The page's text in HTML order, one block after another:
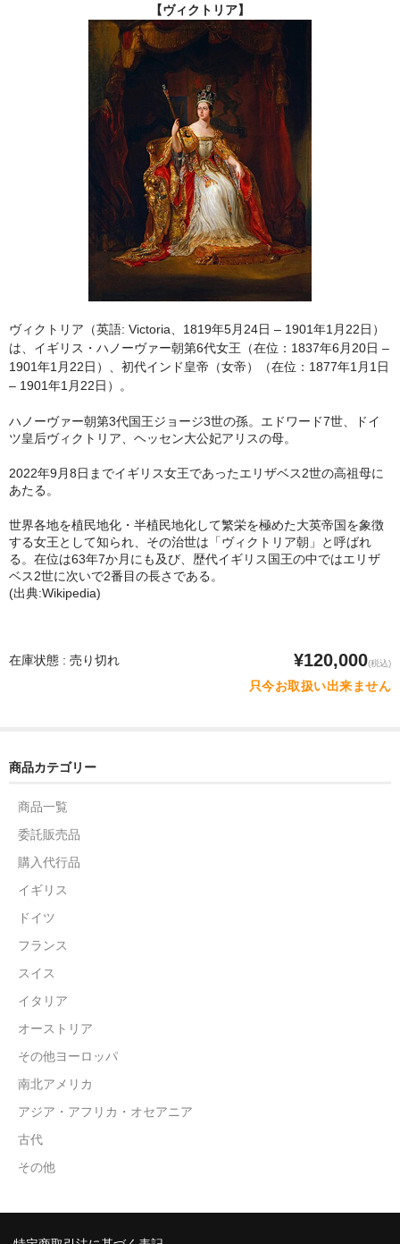
【ヴィクトリア】
ヴィクトリア（英語: Victoria、1819年5月24日 – 1901年1月22日）
は、イギリス・ハノーヴァー朝第6代女王（在位：1837年6月20日 –
1901年1月22日）、初代インド皇帝（女帝）（在位：1877年1月1日
– 1901年1月22日）。
ハノーヴァー朝第3代国王ジョージ3世の孫。エドワード7世、ドイ
ツ皇后ヴィクトリア、ヘッセン大公妃アリスの母。
2022年9月8日までイギリス女王であったエリザベス2世の高祖母に
あたる。
世界各地を植民地化・半植民地化して繁栄を極めた大英帝国を象徴
する女王として知られ、その治世は「ヴィクトリア朝」と呼ばれ
る。在位は63年7か月にも及び、歴代イギリス国王の中ではエリザ
ベス2世に次いで2番目の長さである。
(出典:Wikipedia)
在庫状態 : 売り切れ ¥120,000(税込)
只今お取扱い出来ません
商品カテゴリー
商品一覧
委託販売品
購入代行品
イギリス
ドイツ
フランス
スイス
イタリア
オーストリア
その他ヨーロッパ
南北アメリカ
アジア・アフリカ・オセアニア
古代
その他